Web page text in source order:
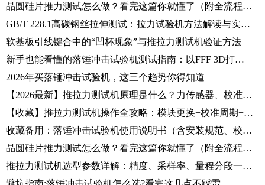
晶圆硅片推力测试怎么做？看完这篇你就懂了（附全流程实操指南）
GB/T 228.1高碳钢丝拉伸测试：拉力试验机方法解读与实操指南
软基板引线键合中的“凹杯现象”与推拉力测试机验证方法
新手也能看懂的落锤冲击试验机测试指南：以FFF 3D打印CFRP厚层合板为例
2026年买落锤冲击试验机，这三个趋势你得知道
【2026最新】推拉力测试机原理是什么？力传感器、校准规范、测试流程一篇讲清
【收藏】推拉力测试机操作全攻略：模块更换+校准周期+故障排查，工程师必备指南
收藏备用：落锤冲击试验机使用说明书（含安装规范、校准流程、安全要点）
晶圆硅片推力测试怎么做？看完这篇你就懂了（附全流程实操指南）
推拉力测试机选型参数详解：精度、采样率、量程分段一篇讲透